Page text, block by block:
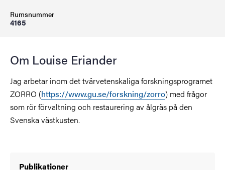
Rumsnummer
4165
Om Louise Eriander
Jag arbetar inom det tvärvetenskaliga forskningsprogramet
ZORRO (https://www.gu.se/forskning/zorro) med frågor
som rör förvaltning och restaurering av ålgräs på den
Svenska västkusten.
Publikationer